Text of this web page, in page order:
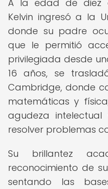
A la edad de diez
Kelvin ingresó a la
donde su padre
que le permitió
privilegiada desde
16 años, se
Cambridge, donde
matemáticas y
agudeza
resolver problemas
Su brillantez
reconocimiento de
sentando las